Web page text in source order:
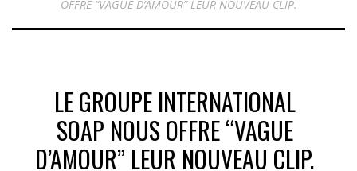
OFFRE “VAGUE D’AMOUR” LEUR NOUVEAU CLIP.
LE GROUPE INTERNATIONAL
SOAP NOUS OFFRE “VAGUE
D’AMOUR” LEUR NOUVEAU CLIP.